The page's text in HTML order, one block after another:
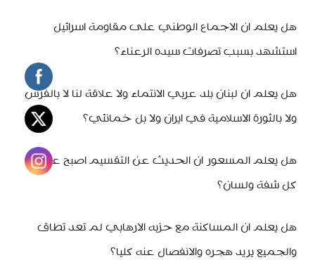
هل يعلم ان الاجماع الوطني على مقاومة اسرائيل
استشهد بسبب تصرفات سيده الرعناء؟
هل يعلم ان لبنان بلد عربي الانتماء ولا علاقة لنا لا بالفرس
ولا بالثورة الاسلامية في ايران ولا بل خمانئي؟
هل يعلم المسعور ان الحديث عن التقسيم اصبح على
كل شفة ولسان؟
هل يعلم ان المساكنة مع حزبه الارهابي لم تعد تطاق
والجميع يريد هجره والانفصال عنه كليا؟